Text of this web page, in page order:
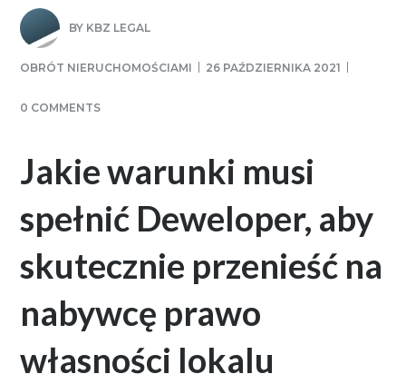
BY KBZ LEGAL
OBRÓT NIERUCHOMOŚCIAMI 26 PAŹDZIERNIKA 2021
0 COMMENTS
Jakie warunki musi
spełnić Deweloper, aby
skutecznie przenieść na
nabywcę prawo
własności lokalu